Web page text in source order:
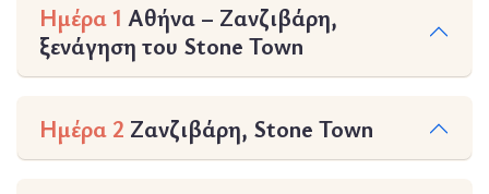
Ημέρα 1 Αθήνα – Ζανζιβάρη,
ξενάγηση του Stone Town
Ημέρα 2 Ζανζιβάρη, Stone Town